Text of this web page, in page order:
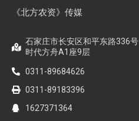
《北方农资》传媒
石家庄市长安区和平东路336号
时代方舟A1座9层
0311-89684626
0311-89183396
1627371364